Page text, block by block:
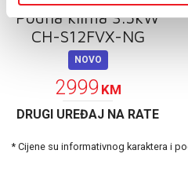
Podna klima 3.5kW
CH-S12FVX-NG
NOVO
2999 KM
DRUGI UREĐAJ NA RATE
* Cijene su informativnog karaktera i